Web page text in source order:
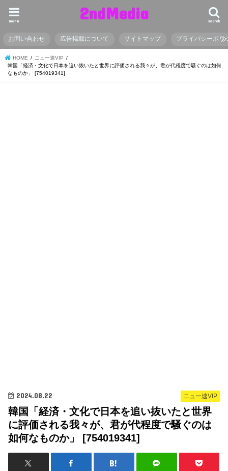
2ndMedia search
menu
お問い合わせ 広告掲載について サイトマップ プライバシーポリ
HOME
ニュー速VIP
韓国「経済・文化で日本を追い抜いたと世界に評価される我々が、君が代程度で騒ぐのは如何
なものか」 [754019341]
ニュー速VIP
2024.08.22
韓国「経済・文化で日本を追い抜いたと世界
に評価される我々が、君が代程度で騒ぐのは
如何なものか」 [754019341]